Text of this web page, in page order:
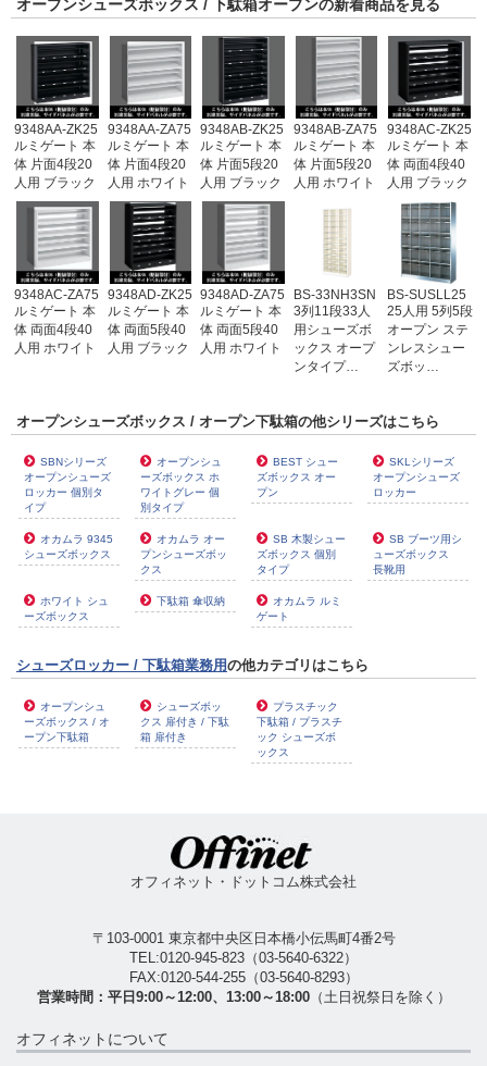
オープンシューズボックス / 下駄箱オープンの新着商品を見る
9348AA-ZK25
ルミゲート 本
体 片面4段20
人用 ブラック
9348AA-ZA75
ルミゲート 本
体 片面4段20
人用 ホワイト
9348AB-ZK25
ルミゲート 本
体 片面5段20
人用 ブラック
9348AB-ZA75
ルミゲート 本
体 片面5段20
人用 ホワイト
9348AC-ZK25
ルミゲート 本
体 両面4段40
人用 ブラック
9348AC-ZA75
ルミゲート 本
体 両面4段40
人用 ホワイト
9348AD-ZK25
ルミゲート 本
体 両面5段40
人用 ブラック
9348AD-ZA75
ルミゲート 本
体 両面5段40
人用 ホワイト
BS-33NH3SN
3列11段33人
用シューズボ
ックス オープ
ンタイプ…
BS-SUSLL25
25人用 5列5段
オープン ステ
ンレスシュー
ズボッ…
オープンシューズボックス / オープン下駄箱の他シリーズはこちら
SBNシリーズ
オープンシューズ
ロッカー 個別タ
イプ
オープンシュ
ーズボックス ホ
ワイトグレー 個
別タイプ
BEST シュー
ズボックス オー
プン
SKLシリーズ
オープンシューズ
ロッカー
オカムラ 9345
シューズボックス
オカムラ オー
プンシューズボッ
クス
SB 木製シュー
ズボックス 個別
タイプ
SB ブーツ用シ
ューズボックス
長靴用
ホワイト シュ
ーズボックス
下駄箱 傘収納
オカムラ ルミ
ゲート
シューズロッカー / 下駄箱業務用の他カテゴリはこちら
オープンシュ
ーズボックス / オ
ープン下駄箱
シューズボッ
クス 扉付き / 下駄
箱 扉付き
プラスチック
下駄箱 / プラスチ
ック シューズボ
ックス
オフィネット・ドットコム株式会社
〒103-0001 東京都中央区日本橋小伝馬町4番2号
TEL:0120-945-823 （03-5640-6322）
FAX:0120-544-255（03-5640-8293）
営業時間：平日9:00～12:00、13:00～18:00（土日祝祭日を除く）
オフィネットについて